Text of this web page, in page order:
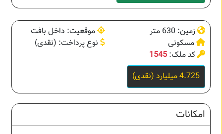
زمین: 630 متر
موقعیت: داخل بافت
مسکونی
نوع پرداخت: (نقدی)
کد ملک: 1545
4.725 میلیارد (نقدی)
امکانات